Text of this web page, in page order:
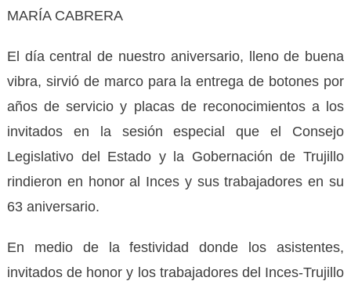
MARÍA CABRERA
El día central de nuestro aniversario, lleno de buena
vibra, sirvió de marco para la entrega de botones por
años de servicio y placas de reconocimientos a los
invitados en la sesión especial que el Consejo
Legislativo del Estado y la Gobernación de Trujillo
rindieron en honor al Inces y sus trabajadores en su
63 aniversario.
En medio de la festividad donde los asistentes,
invitados de honor y los trabajadores del Inces-Trujillo